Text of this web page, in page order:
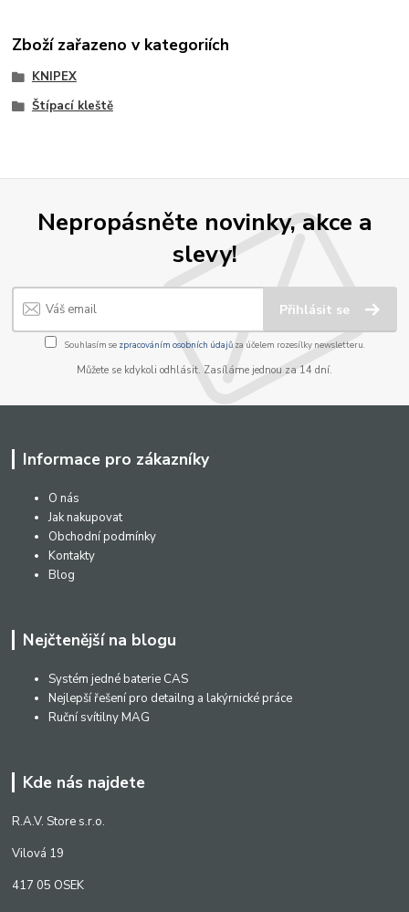
Zboží zařazeno v kategoriích
KNIPEX
Štípací kleště
Nepropásněte novinky, akce a
slevy!
Přihlásit se
Souhlasím se zpracováním osobních údajůza účelem rozesílky newsletteru.
Můžete se kdykoli odhlásit. Zasíláme jednou za 14 dní.
Informace pro zákazníky
O nás
Jak nakupovat
Obchodní podmínky
Kontakty
Blog
Nejčtenější na blogu
Systém jedné baterie CAS
Nejlepší řešení pro detailng a lakýrnické práce
Ruční svítilny MAG
Kde nás najdete
R.A.V. Store s.r.o.
Vilová 19
417 05 OSEK